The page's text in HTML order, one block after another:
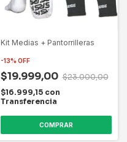
Kit Medias + Pantorrilleras
-13% OFF
$19.999,00 $23.000,00
$16.999,15 con
Transferencia
COMPRAR